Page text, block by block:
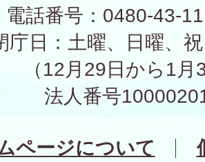
電話番号：0480-43-
庁日：土曜、日曜、
（12月29日から1
法人番号
ページについて